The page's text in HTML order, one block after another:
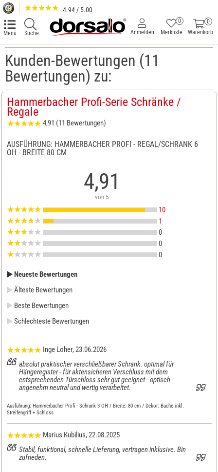
4.94 / 5.00
Menü Suche
0
Warenkorb
Merkliste
0
Anmelden
Kunden-Bewertungen (11
Bewertungen) zu:
Hammerbacher Profi-Serie Schränke /
Regale
4,91 (11 Bewertungen)
AUSFÜHRUNG: HAMMERBACHER PROFI - REGAL/SCHRANK 6
OH - BREITE 80 CM
4,91
von 5
10
1
0
0
0
Neueste Bewertungen
Älteste Bewertungen
Beste Bewertungen
Schlechteste Bewertungen
Inge Loher, 23.06.2026
absolut praktischer verschließbarer Schrank. optimal für
Hängeregister - für aktensicheren Verschluss mit dem
entsprechenden Türschloss sehr gut geeignet - optisch
angenehm neutral und wertig verarbeitet.
Ausführung: Hammerbacher Profi - Schrank 3 OH / Breite: 80 cm / Dekor: Buche inkl.
Streifengriff + Schloss
Marius Kubilius, 22.08.2025
Stabil, funktional, schnelle Lieferung, vertragen inklusive. Bin
zufrieden.